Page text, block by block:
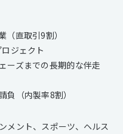
（直取引9割）
ジェクト
ーズまでの長期的な伴走
負（内製率8割）
メント、スポーツ、ヘルス